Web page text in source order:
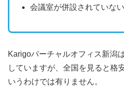
会議室が併設されていない
Karigoバーチャルオフィス新潟
していますが、全国を見ると格
いうわけでは有りません。